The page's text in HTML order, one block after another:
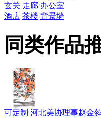
玄关 走廊 办公室
酒店 茶楼 背景墙
同类作品
可定制 河北美协理事赵金